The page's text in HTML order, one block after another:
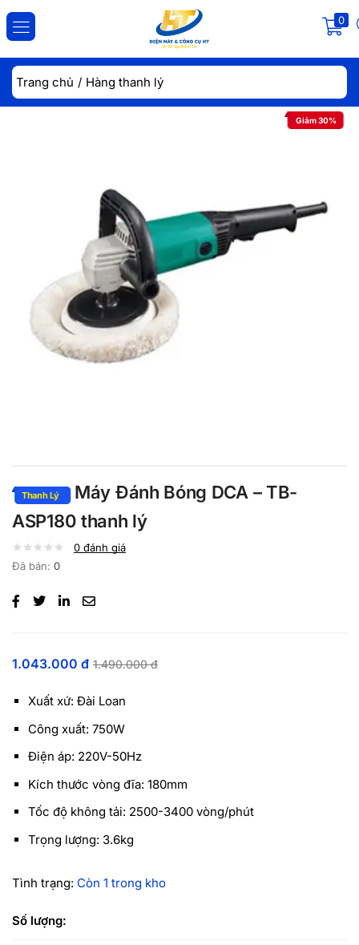
0
ĐĂNG NHẬP ĐĂNG KÝ
Nhập tài khoản và mật khẩu để đăng nhập.
Lưu đăng nhập
Đăng Nhập
Quên mật khẩu?
Trang chủ Hàng thanh lý
Giảm 30%
Máy Đánh Bóng DCA – TB-
ASP180 thanh lý
0 đánh giá
Đã bán: 0
1.043.000 đ 1.490.000đ
Xuất xứ: Đài Loan
Công xuất: 750W
Điện áp: 220V-50Hz
Kích thước vòng đĩa: 180mm
Tốc độ không tải: 2500-3400 vòng/phút
Trọng lượng: 3.6kg
Tình trạng: Còn 1 trong kho